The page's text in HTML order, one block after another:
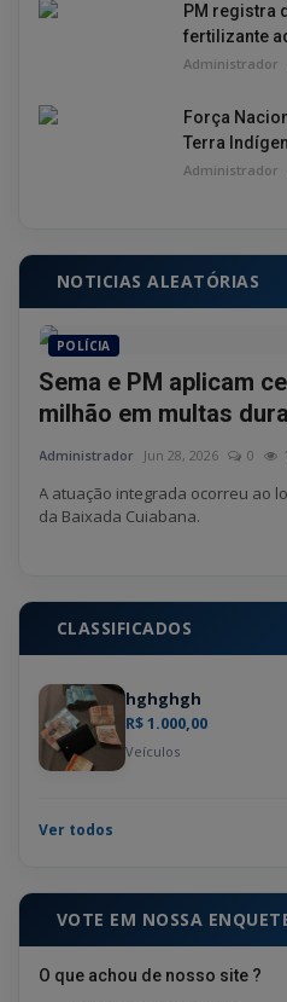
PM registra
fertilizante
Administrador
Força
Terra
Administrador
NOTICIAS ALEATÓRIAS
POLÍCIA
Sema e PM aplicam
milhão em multas
Administrador Jun 28, 2026 0
A atuação integrada ocorreu ao
da Baixada Cuiabana.
CLASSIFICADOS
hghghgh
R$ 1.000,00
Veículos
Ver todos
VOTE EM NOSSA
O que achou de nosso site ?